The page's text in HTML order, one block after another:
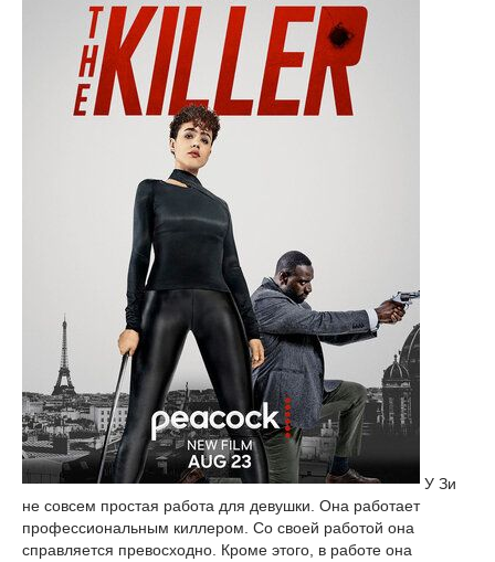
У Зи
не совсем простая работа для девушки. Она работает
профессиональным киллером. Со своей работой она
справляется превосходно. Кроме этого, в работе она